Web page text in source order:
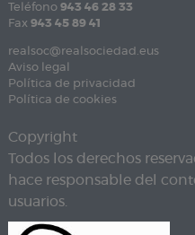
Teléfono 943 46 28 33
Fax 943 45 89 41
realsoc@realsociedad.eus
Aviso legal
Política de privacidad
Política de cookies
Copyright
Todos los derechos
hace responsable del
usuarios.